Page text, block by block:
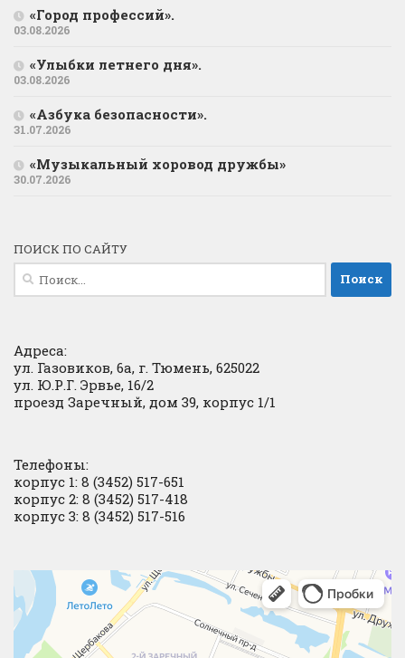
«Город профессий».
03.08.2026
«Улыбки летнего дня».
03.08.2026
«Азбука безопасности».
31.07.2026
«Музыкальный хоровод дружбы»
30.07.2026
ПОИСК ПО САЙТУ
Найти:
Адреса:
ул. Газовиков, 6а, г. Тюмень, 625022
ул. Ю.Р.Г. Эрвье, 16/2
проезд Заречный, дом 39, корпус 1/1
Телефоны:
корпус 1: 8 (3452) 517-651
корпус 2: 8 (3452) 517-418
корпус 3: 8 (3452) 517-516